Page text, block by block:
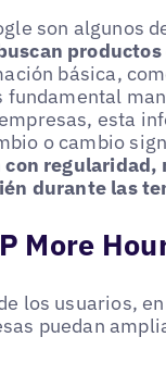
son algunos
básica,
esta
o cambio
regularidad,
durante las
More
los usuarios,
puedan